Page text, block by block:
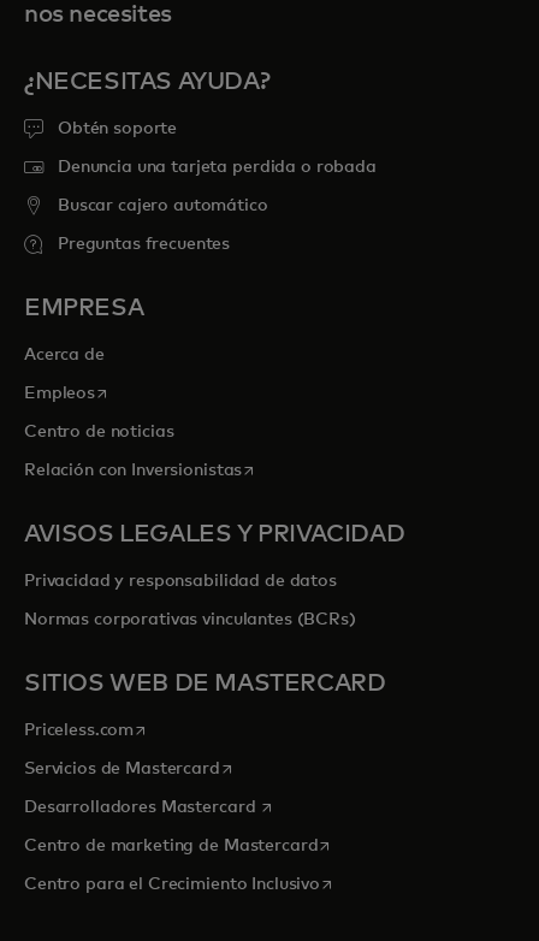
nos necesites
¿NECESITAS AYUDA?
Obtén soporte
Denuncia una tarjeta perdida o robada
Buscar cajero automático
Preguntas frecuentes
EMPRESA
Acerca de
Empleosse abre en una pestaña nueva
Centro de noticias
Relación con Inversionistasse abre en una pestaña nueva
AVISOS LEGALES Y PRIVACIDAD
Privacidad y responsabilidad de datos
Normas corporativas vinculantes (BCRs)
SITIOS WEB DE MASTERCARD
Priceless.com se abre en una pestaña nueva
Servicios de Mastercardse abre en una pestaña nueva
Desarrolladores Mastercard se abre en una pestaña nueva
Centro de marketing de Mastercardse abre en una pestaña
Centro para el Crecimiento Inclusivose abre en una pestaña